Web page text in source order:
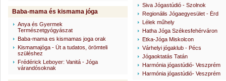
Baba-mama és kismama jóga
Anya és Gyermek
Természetgyógyászat
Baba-mama es kismamas joga orak
Kismamajóga - Út a tudatos, örömteli
szüléshez
Frédérick Leboyer: Vanitá - Jóga
várandósoknak
Siva Jógastúdió - Szolnok
Regionális Jógaegyesület - Érd
Lélek műhely
Hatha Jóga Székesfehérváron
Etka-Jóga Miskolcon
Várhelyi jógaklub - Pécs
Jógaoktatás Tatán
Harmónia jógastúdió- Veszprém
Harmónia jógastúdió- Veszprém